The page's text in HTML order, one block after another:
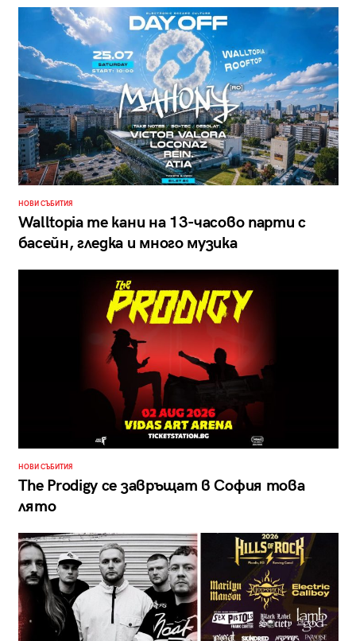
НОВИ СЪБИТИЯ
Walltopia те кани на 13-часово парти с
басейн, гледка и много музика
НОВИ СЪБИТИЯ
The Prodigy се завръщат в София това
лято